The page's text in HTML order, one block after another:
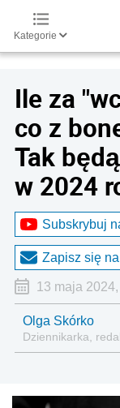
Kategorie
Ile za
co z
Tak
w 2024
Subskrybuj
Zapisz się
13 maja
Olga Skórko
Dziennikarka,